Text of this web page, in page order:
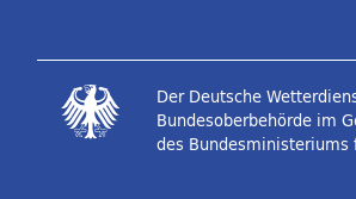
Der Deutsche
Bundesoberbehörde im
des Bundesministeriums